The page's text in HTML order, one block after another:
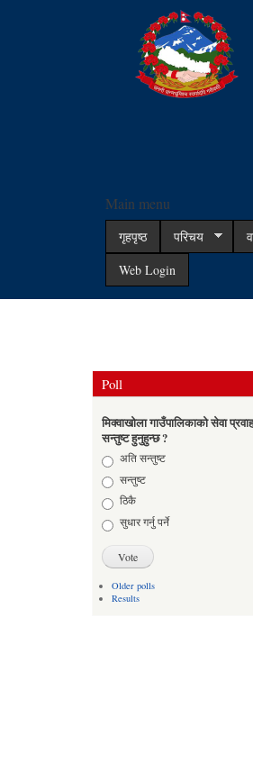
Main menu
गृहपृष्ठ परिचय
Web Login
Poll
मिक्वाखोला गाउँपालिकाको सेवा
सन्तुष्ट हुनुहुन्छ ?
Choicesअति सन्तुष्ट
सन्तुष्ट
ठिकै
सुधार गर्नु पर्ने
Older polls
Results